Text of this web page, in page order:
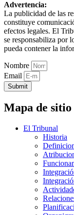
Advertencia:
La publicidad de las
constituye
efectos legales. El
se responsabiliza por
pueda contener la
Nombre
Email
Submit
Mapa de sitio
El Tribunal
Historia